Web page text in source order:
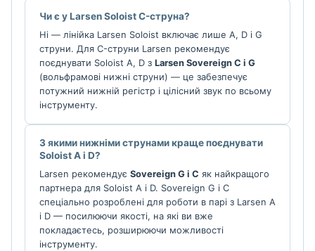
Чи є у Larsen Soloist C-струна?
Ні — лінійка Larsen Soloist включає лише A, D і G
струни. Для C-струни Larsen рекомендує
поєднувати Soloist A, D з Larsen Sovereign C і G
(вольфрамові нижні струни) — це забезпечує
потужний нижній регістр і цілісний звук по всьому
інструменту.
З якими нижніми струнами краще поєднувати
Soloist A і D?
Larsen рекомендує Sovereign G і C як найкращого
партнера для Soloist A і D. Sovereign G і C
спеціально розроблені для роботи в парі з Larsen A
і D — посилюючи якості, на які ви вже
покладаєтесь, розширюючи можливості
інструменту.